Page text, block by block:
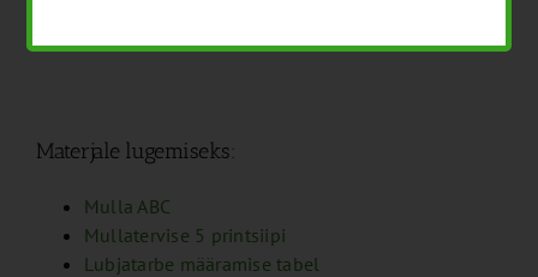
Materjale lugemiseks:
Mulla ABC
Mullatervise 5 printsiipi
Lubjatarbe määramise tabel